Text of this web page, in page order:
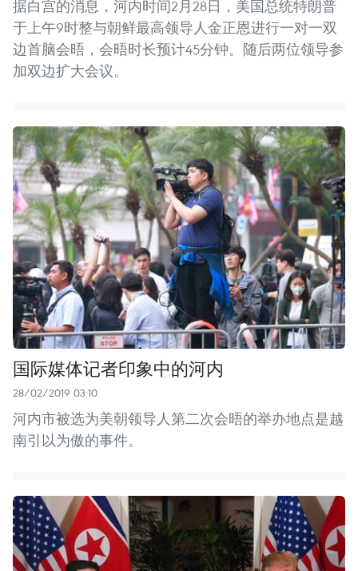
据白宫的消息，河内时间2月28日，美国总统特朗普
于上午9时整与朝鲜最高领导人金正恩进行一对一双
边首脑会晤，会晤时长预计45分钟。随后两位领导参
加双边扩大会议。
国际媒体记者印象中的河内
28/02/2019 03:10
河内市被选为美朝领导人第二次会晤的举办地点是越
南引以为傲的事件。